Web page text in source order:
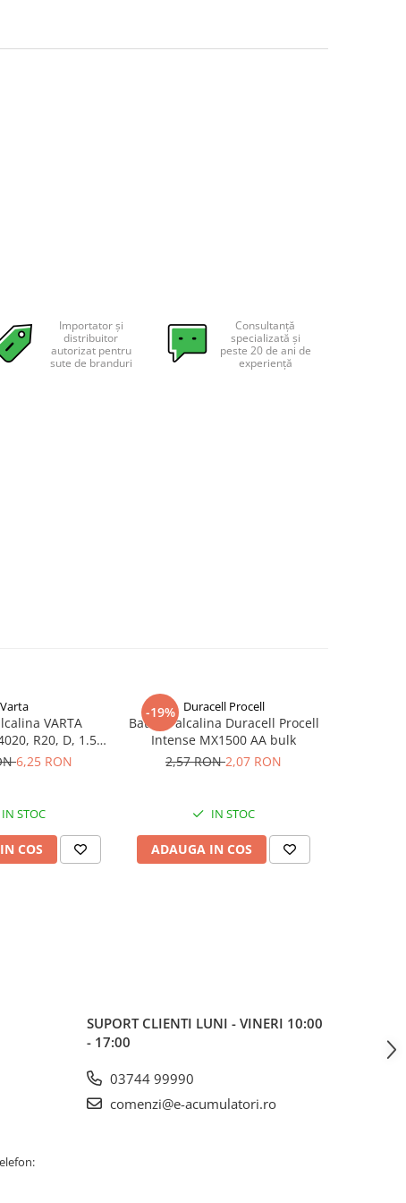
Importator și
distribuitor
autorizat pentru
sute de branduri
Consultanță
specializată și
peste 20 de ani de
experiență
Varta
VARTA
R20, D, 1.5V,
bulk6,25 RON
IN STOC
COS
-19% Duracell Procell
Baterie alcalina Duracell Procell
Intense MX1500 AA bulk
2,57 RON2,07 RON
IN STOC
ADAUGA IN COS
SUPORT CLIENTI LUNI - VINERI 10:00
- 17:00
03744 99990
comenzi@e-acumulatori.ro